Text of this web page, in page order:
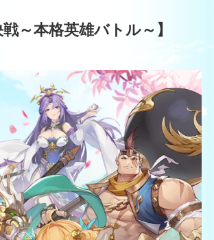
戦～本格英雄バトル～】